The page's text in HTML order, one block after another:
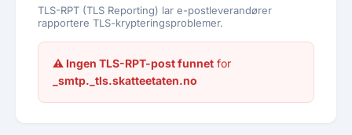
TLS-RPT (TLS Reporting) lar e-postleverandører
rapportere TLS-krypteringsproblemer.
⚠ Ingen TLS-RPT-post funnet for
_smtp._tls.skatteetaten.no